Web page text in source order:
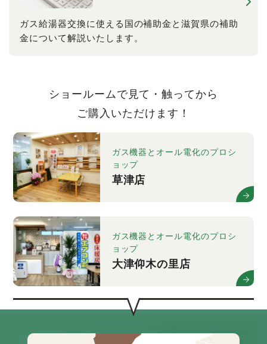
ガス給湯器交換に使える国の補助金と滋賀県の補助
金について解説いたします。
ショールームで見て・触ってから
ご購入いただけます！
ガス機器とオール電化のプロシ
ョップ
草津店
ガス機器とオール電化のプロシ
ョップ
大津仰木の里店